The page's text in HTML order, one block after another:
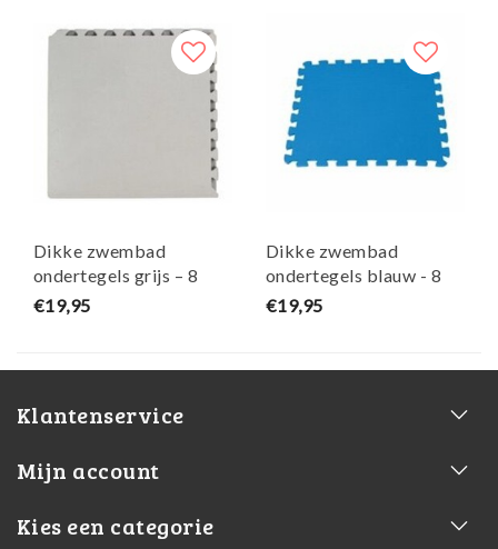
Dikke zwembad
ondertegels grijs – 8
stuks van 50 x 50 x 1 cm
€19,95
Dikke zwembad
ondertegels blauw - 8
stuks van 50 x 50 x 1 cm
€19,95
Klantenservice
Mijn account
Kies een categorie